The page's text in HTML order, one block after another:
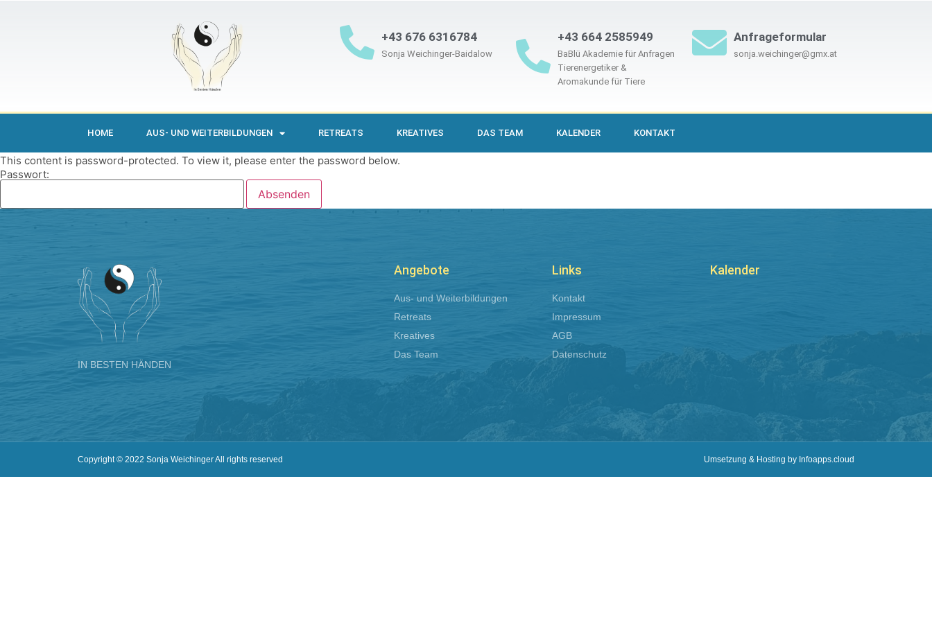
+43 676 6316784
Sonja Weichinger-Baidalow
+43 664 2585949
BaBlü Akademie für Anfragen
Tierenergetiker &
Aromakunde für Tiere
Anfrageformular
sonja.weichinger@gmx.at
HOME AUS- UND WEITERBILDUNGEN RETREATS KREATIVES DAS TEAM KALENDER KONTAKT
This content is password-protected. To view it, please enter the password below.
Passwort:
IN BESTEN HÄNDEN
Angebote
Aus- und Weiterbildungen​
Retreats
Kreatives
Das Team
Links
Kontakt
Impressum
AGB
Datenschutz
Kalender
Copyright © 2022 Sonja Weichinger All rights reserved Umsetzung & Hosting by Infoapps.cloud